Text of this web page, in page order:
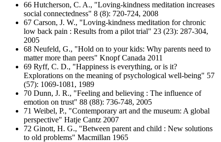
66 Hutcherson, C. A., "Loving-kindness meditation increases
social connectedness" 8 (8): 720-724, 2008
67 Carson, J. W., "Loving-kindness meditation for chronic
low back pain : Results from a pilot trial" 23 (23): 287-304,
2005
68 Neufeld, G., "Hold on to your kids: Why parents need to
matter more than peers" Knopf Canada 2011
69 Ryff, C. D., "Happiness is everything, or is it?
Explorations on the meaning of psychological well-being" 57
(57): 1069-1081, 1989
70 Dunn, J. R., "Feeling and believing : The influence of
emotion on trust" 88 (88): 736-748, 2005
71 Weibel, P., "Contemporary art and the museum: A global
perspective" Hatje Cantz 2007
72 Ginott, H. G., "Between parent and child : New solutions
to old problems" Macmillan 1965